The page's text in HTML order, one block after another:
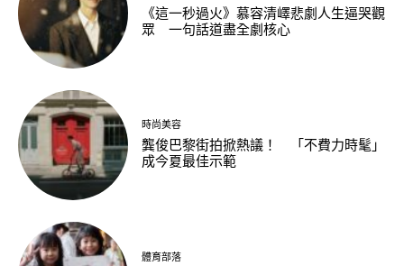
《這一秒過火》慕容清嶧悲劇人生逼哭觀
眾 一句話道盡全劇核心
時尚美容
龔俊巴黎街拍掀熱議！ 「不費力時髦」
成今夏最佳示範
體育部落